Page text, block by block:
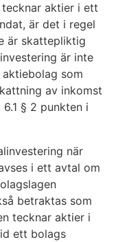
aktier i ett
är det i regel
är skattepliktig
är inte
som
av inkomst
§ 2 punkten i
när
i ett avtal om
betraktas som
tecknar aktier i
ett bolags